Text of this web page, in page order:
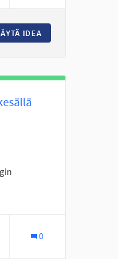
UUDELLE
IDEA
13-VUOTIAILLE
0